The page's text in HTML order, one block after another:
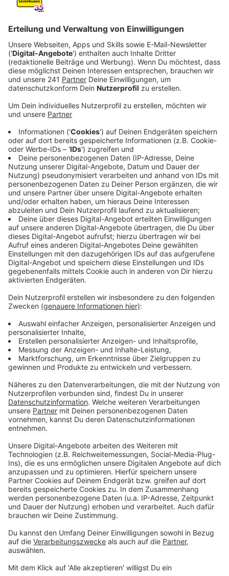
Anzeige
Ziele
Wer Urlaub in Nordrhein-Westfalen bevorzugt, für den
hat der ADAC-Experte auch zwei nachhaltige
Empfehlungen:
Naturpark Eifel:"Hier wird großer Wert auf das
Thema Naturschutz gelegt. Es gibt eine große
biologische Vielfalt und eine ganze Menge an
geführter Touren Wandertouren, bei denen man
die Natur genießen kann und völlig ohne Auto sich
nachhaltig fortbewegt. Diese Touren sind
teilweise sogar kostenlos."
Winterberg: "In der Sauerland-Region wird
Nachhaltigkeit großgeschrieben: Weil zum einen
darauf geachtet wird, dass man dann auch die
berühmte letzte Meile, also das letzte Stück vom
Bahnhof bis zum Hotel oder der Unterkunft gut
vorwärtskommt - egal ob mit Linienbus, Rufbus,
Gepäcktransport vor Ort und die Mobilität vor Ort
hat sehr gut bei uns abgeschnitten. Winterberg
hat hier sehr viele Angebote, mit kurzer Wartezeit
und sogar einigen Rabatten."
Anzeige
Ein Hotel-Pool verbraucht in der Regel viel CO2, außer
es wird ein Natur-Pool eingesetzt.